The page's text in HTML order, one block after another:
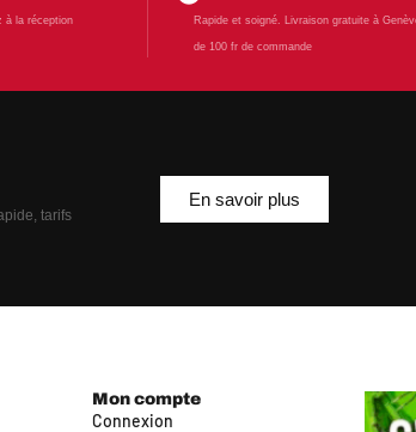
à la réception Rapide et soigné. Livraison gratuite à
de 100 fr de commande
tarifs
En savoir plus
Mon compte
Connexion